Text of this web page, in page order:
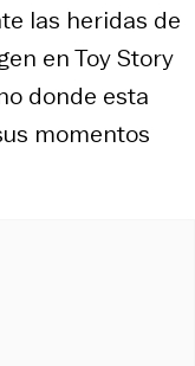
las heridas de
enToy Story
donde esta
momentos